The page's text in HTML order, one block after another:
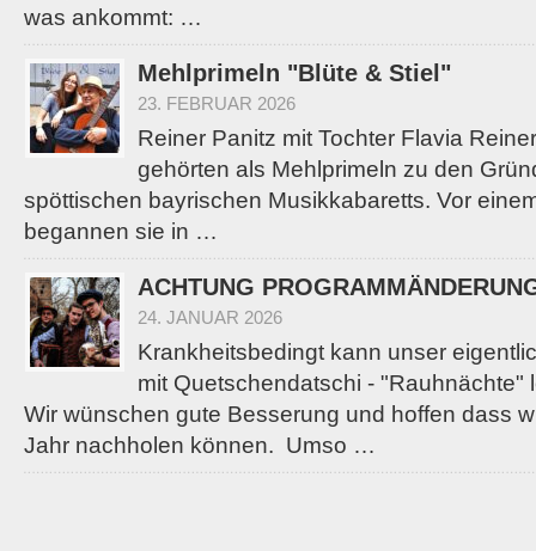
was ankommt: …
Mehlprimeln "Blüte & Stiel"
23. FEBRUAR 2026
Reiner Panitz mit Tochter Flavia
gehörten als Mehlprimeln zu den
spöttischen bayrischen Musikkabaretts. Vor
begannen sie in …
ACHTUNG
24. JANUAR 2026
Krankheitsbedingt kann unser
mit Quetschendatschi - "Rauhnächte"
Wir wünschen gute Besserung und hoffen dass
Jahr nachholen können. Umso …